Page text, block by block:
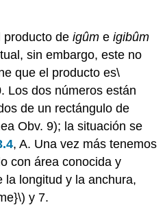
producto deigûm eigibûm
sin embargo, este no
que el producto es\
Los dos números están
de un rectángulo de
Obv. 9); la situación se
, A. Una vez más tenemos
con área conocida y
la longitud y la anchura,
y 7.